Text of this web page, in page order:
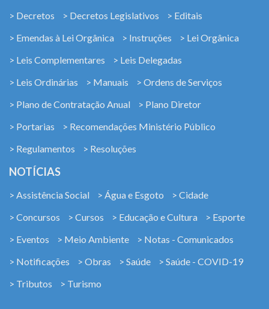
> Decretos
> Decretos Legislativos
> Editais
> Emendas à Lei Orgânica
> Instruções
> Lei Orgânica
> Leis Complementares
> Leis Delegadas
> Leis Ordinárias
> Manuais
> Ordens de Serviços
> Plano de Contratação Anual
> Plano Diretor
> Portarias
> Recomendações Ministério Público
> Regulamentos
> Resoluções
NOTÍCIAS
> Assistência Social > Água e Esgoto
> Cidade
> Concursos
> Cursos > Educação e Cultura
> Esporte
> Eventos
> Meio Ambiente
> Notas - Comunicados
> Notificações
> Obras > Saúde
> Saúde - COVID-19
> Tributos
> Turismo